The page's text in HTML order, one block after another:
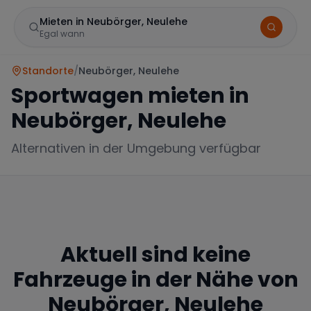
Mieten in Neubörger, Neulehe
Egal wann
Mercedes BMW Audi
Standorte/Neubörger, Neulehe
Sportwagen mieten in
Neubörger, Neulehe
Alternativen in der Umgebung verfügbar
Aktuell sind keine
Fahrzeuge in der Nähe von
Neubörger, Neulehe